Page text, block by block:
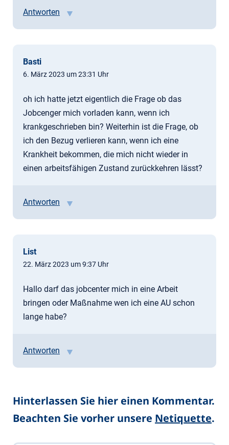
Antworten
Basti
6. März 2023 um 23:31 Uhr
oh ich hatte jetzt eigentlich die Frage ob das
Jobcenger mich vorladen kann, wenn ich
krankgeschrieben bin? Weiterhin ist die Frage, ob
ich den Bezug verlieren kann, wenn ich eine
Krankheit bekommen, die mich nicht wieder in
einen arbeitsfähigen Zustand zurückkehren lässt?
Antworten
List
22. März 2023 um 9:37 Uhr
Hallo darf das jobcenter mich in eine Arbeit
bringen oder Maßnahme wen ich eine AU schon
lange habe?
Antworten
Hinterlassen Sie hier einen Kommentar.
Beachten Sie vorher unsere Netiquette.